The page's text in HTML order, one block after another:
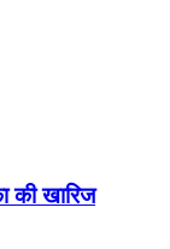
की खारिज